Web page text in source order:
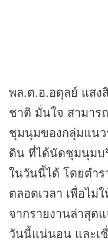
พล.ต.อ.อดุลย์ แสง
ชาติ มั่นใจ สามา
ชุมนุมของกลุ่มแน
ดิน ที่ได้นัดชุมนุมบ
ในวันนี้ได้ โดยตำ
ตลอดเวลา เพื่อไม่
จากรายงานล่าสุด
วันนี้แน่นอน และเ